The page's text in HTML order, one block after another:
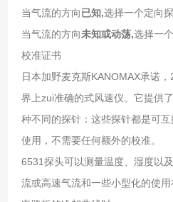
当气流的方向已知,选择一个定向探
当气流的方向未知或动荡,选择一个
校准证书
日本加野麦克斯KANOMAX承诺
界上zui准确的式风速仪。它提供
种不同的探针：这些探针都是可
使用，不需要任何额外的校准。
6531探头可以测量温度、湿度以
流或高速气流和一些小型化的使